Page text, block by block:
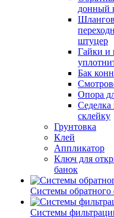
донный
штуцер
Гайки и
Бак
Опора
Седелка
склейку
Грунтовка
Клей
Аппликатор
Ключ для
банок
Системы обратного
Системы